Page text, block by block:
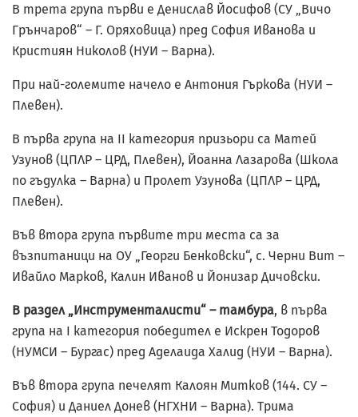
В трета група първи е Денислав Йосифов (СУ „Вичо
Грънчаров“ – Г. Оряховица) пред София Иванова и
Кристиян Николов (НУИ – Варна).
При най-големите начело е Антония Гъркова (НУИ –
Плевен).
В първа група на II категория призьори са Матей
Узунов (ЦПЛР – ЦРД, Плевен), Йоанна Лазарова (Школа
по гъдулка – Варна) и Пролет Узунова (ЦПЛР – ЦРД,
Плевен).
Във втора група първите три места са за
възпитаници на ОУ „Георги Бенковски“, с. Черни Вит –
Ивайло Марков, Калин Иванов и Йонизар Дичовски.
В раздел „Инструменталисти“ – тамбура, в първа
група на I категория победител е Искрен Тодоров
(НУМСИ – Бургас) пред Аделаида Халид (НУИ – Варна).
Във втора група печелят Калоян Митков (144. СУ –
София) и Даниел Донев (НГХНИ – Варна). Трима